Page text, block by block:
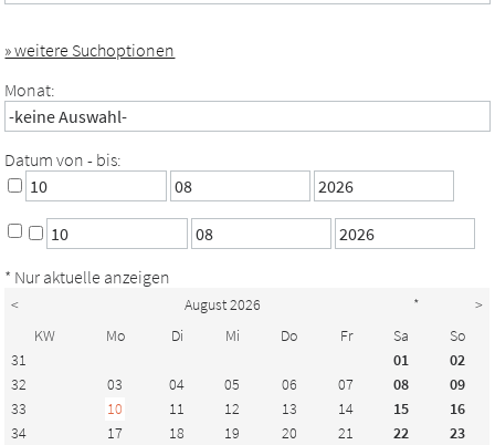
» weitere Suchoptionen
Monat:
Datum von - bis:
* Nur aktuelle anzeigen
< August 2026 *
>
KW
Mo Di Mi Do Fr Sa
So
31
01
02
32
03 04 05 06 07 08
09
33
10 11 12 13 14 15
16
34
17 18 19 20 21 22
23